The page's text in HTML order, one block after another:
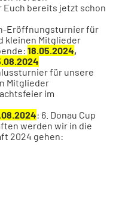
Euch bereits jetzt schon
Eröffnungsturnier für
kleinen Mitglieder
18.05.2024,
für unsere
Mitglieder
im
: 6. Donau Cup
werden wir in die
2024 gehen: